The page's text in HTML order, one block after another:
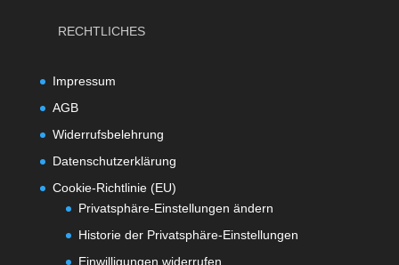
RECHTLICHES
Impressum
AGB
Widerrufsbelehrung
Datenschutzerklärung
Cookie-Richtlinie (EU)
Privatsphäre-Einstellungen ändern
Historie der Privatsphäre-Einstellungen
Einwilligungen widerrufen